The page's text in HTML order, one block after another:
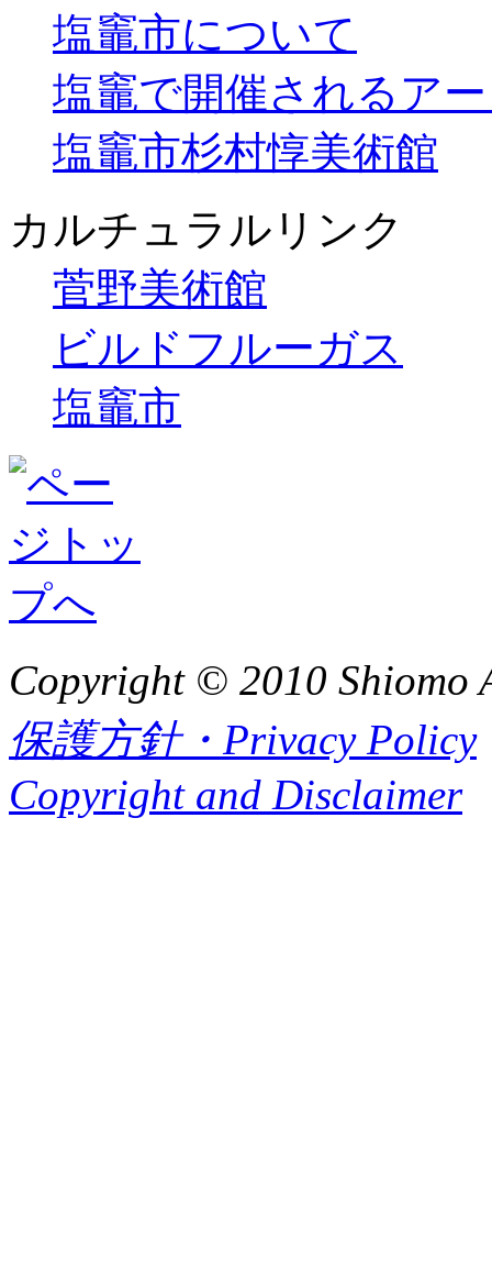
塩竈市について
塩竈で開催されるア
塩竈市杉村惇美術館
カルチュラルリンク
菅野美術館
ビルドフルーガス
塩竈市
Copyright © 2010 Shiomo
保護方針・Privacy Policy
Copyright and Disclaimer